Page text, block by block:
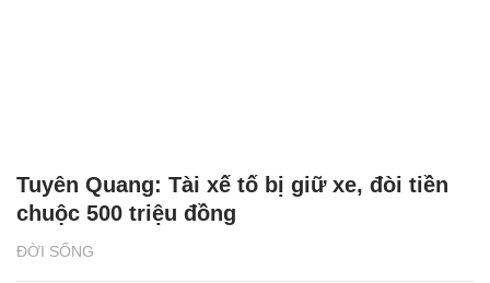
ĐỜI SỐNG
Tuyên Quang: Tài xế tố bị giữ xe, đòi tiền
chuộc 500 triệu đồng